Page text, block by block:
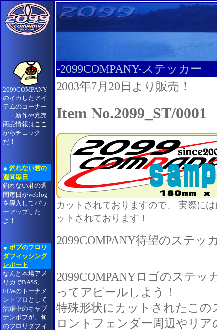
2099COMPANY
のイカしたアイ
テムのコーナー
・新作や完売
商品情報はここ
からチェック
だ！
◆ 釣れない君の
週間毎日
釣れない君の週
間毎日がweblog
を導入してパワ
ーアップした
よ！
◆ ボブのフロリ
ダフィッシング
レポート
なんと本場アメ
リカでBASS、
FLWのトーナメ
ントプロとして
活躍中のキャプ
テンボブが、旬
のフロリダフィ
-2099COMPANY-ステッカー
2003年7月20日より販売！
Item No.2099_ST/0001
カットされておりますので、 実際に
ットされております！
2099COMPANY待望のステッ
2099COMPANYロゴのステッ
ってアピールしよう！
特殊形状にカットされたこの
ロントフェンダー周辺やリ